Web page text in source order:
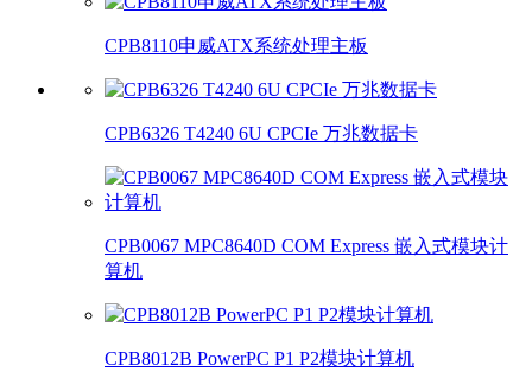
CPB8110申威ATX系统处理主板
CPB6326 T4240 6U CPCIe 万兆数据卡
CPB0067 MPC8640D COM Express 嵌入式模块计
算机
CPB8012B PowerPC P1 P2模块计算机